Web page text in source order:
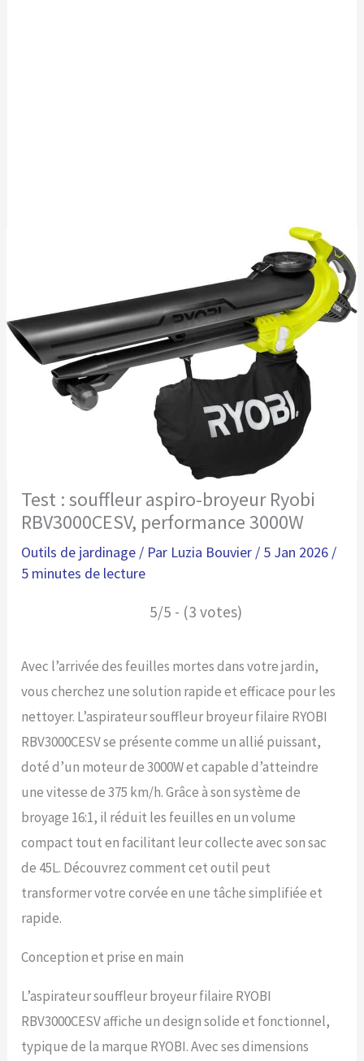
Test : souffleur aspiro-broyeur Ryobi
RBV3000CESV, performance 3000W
Outils de jardinage / Par Luzia Bouvier / 5 Jan 2026 /
5 minutes de lecture
5/5 - (3 votes)
Avec l’arrivée des feuilles mortes dans votre jardin,
vous cherchez une solution rapide et efficace pour les
nettoyer. L’aspirateur souffleur broyeur filaire RYOBI
RBV3000CESV se présente comme un allié puissant,
doté d’un moteur de 3000W et capable d’atteindre
une vitesse de 375 km/h. Grâce à son système de
broyage 16:1, il réduit les feuilles en un volume
compact tout en facilitant leur collecte avec son sac
de 45L. Découvrez comment cet outil peut
transformer votre corvée en une tâche simplifiée et
rapide.
Conception et prise en main
L’aspirateur souffleur broyeur filaire RYOBI
RBV3000CESV affiche un design solide et fonctionnel,
typique de la marque RYOBI. Avec ses dimensions